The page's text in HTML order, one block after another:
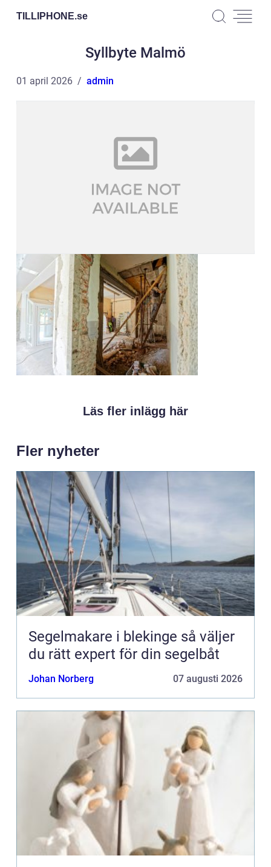
TILLIPHONE.se
Syllbyte Malmö
01 april 2026 admin
Läs fler inlägg här
Fler nyheter
Segelmakare i blekinge så väljer
du rätt expert för din segelbåt
Johan Norberg 07 augusti 2026